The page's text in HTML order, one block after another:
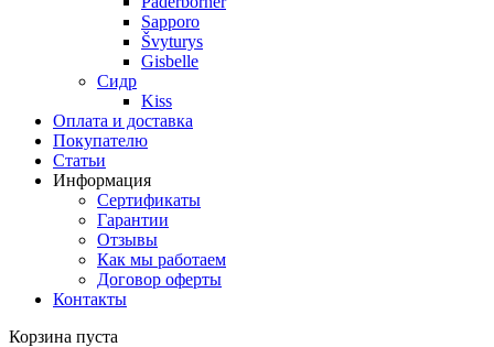
Sapporo
Švyturys
Gisbelle
Сидр
Kiss
Оплата и доставка
Покупателю
Статьи
Информация
Сертификаты
Гарантии
Отзывы
Как мы работаем
Договор оферты
Контакты
Корзина пуста